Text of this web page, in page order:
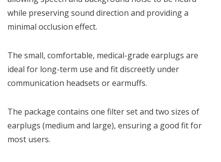
while preserving sound direction and providing a
minimal occlusion effect.
The small, comfortable, medical-grade earplugs are
ideal for long-term use and fit discreetly under
communication headsets or earmuffs.
The package contains one filter set and two sizes of
earplugs (medium and large), ensuring a good fit for
most users.